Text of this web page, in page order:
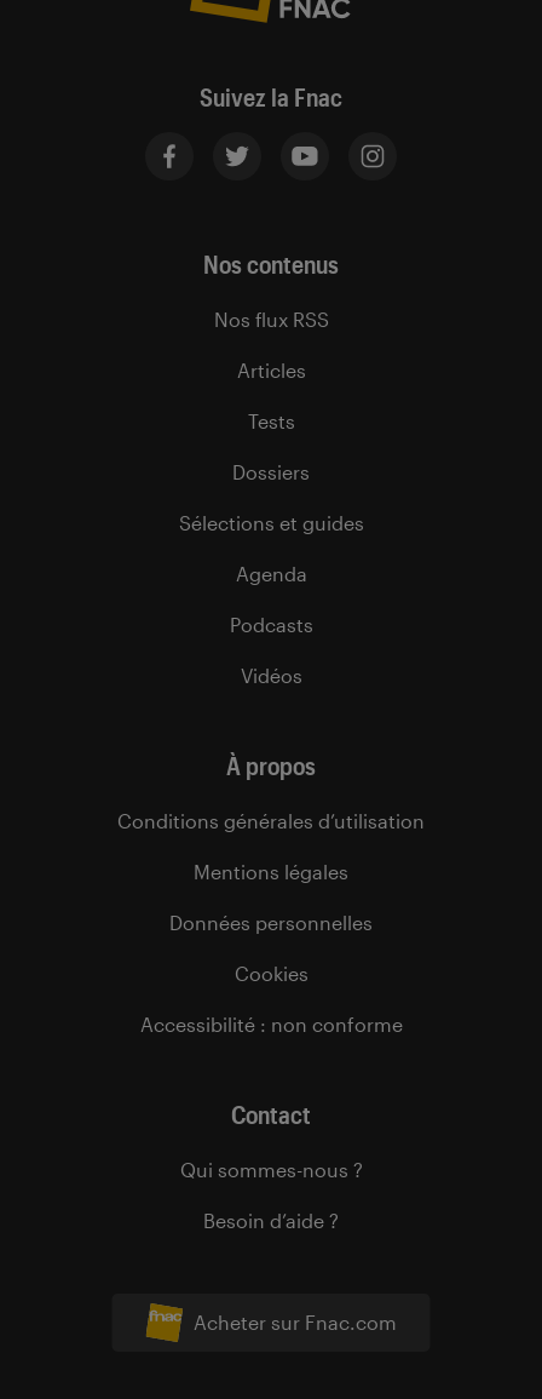
Suivez la Fnac
Acheter sur Fnac.com
Nos contenus
Nos flux RSS
Articles
Tests
Dossiers
Sélections et guides
Agenda
Podcasts
Vidéos
À propos
Conditions générales d’utilisation
Mentions légales
Données personnelles
Cookies
Accessibilité : non conforme
Contact
Qui sommes-nous ?
Besoin d’aide ?